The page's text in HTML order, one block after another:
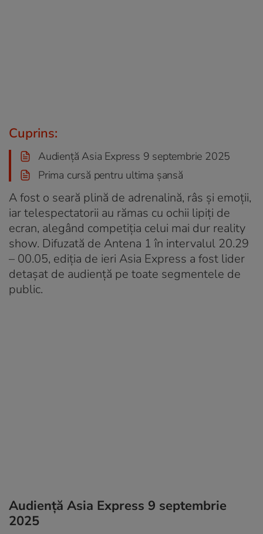
Cuprins:
Audiență Asia Express 9 septembrie 2025
Prima cursă pentru ultima șansă
A fost o seară plină de adrenalină, râs și emoții,
iar telespectatorii au rămas cu ochii lipiți de
ecran, alegând competiția celui mai dur reality
show. Difuzată de Antena 1 în intervalul 20.29
– 00.05, ediția de ieri Asia Express a fost lider
detașat de audiență pe toate segmentele de
public.
Audiență Asia Express 9 septembrie
2025